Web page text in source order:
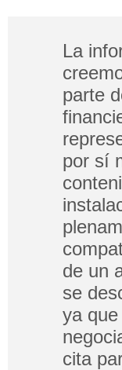
La
parte
por sí
de un
se
ya
cita